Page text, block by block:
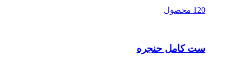
120 محصول
ست کامل حنجره